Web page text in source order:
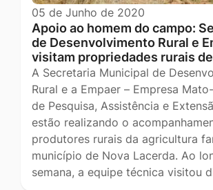
05 de Junho de 2020
Apoio ao homem do campo:
de Desenvolvimento Rural e
visitam propriedades rurais
A Secretaria Municipal de
Rural e a Empaer – Empresa
de Pesquisa, Assistência e
estão realizando o
produtores rurais da agricultura
município de Nova Lacerda. Ao
semana, a equipe técnica visitou